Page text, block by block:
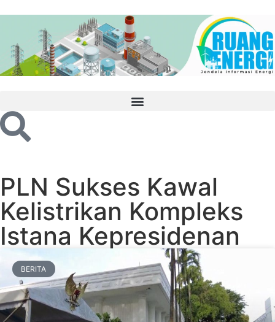
PLN Sukses Kawal
Kelistrikan Kompleks
Istana Kepresidenan
BERITA